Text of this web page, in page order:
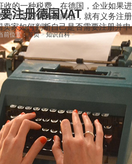
前位置：首页>知识百科>
收的一种税费。在德国，企业如果进
到一定的销售额阈值，就有义务注册
卖家如何判断自己是否需要注册并申
注册德国VAT